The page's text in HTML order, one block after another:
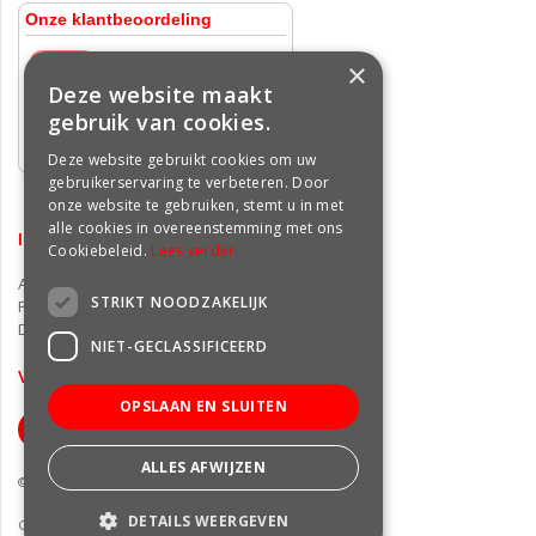
INFORMATIE
Algemene voorwaarden
Privacy statement
Disclaimer
VOLG ONS OP FACEBOOK
© Groencentrum Freek van der Wal
Green Solutions |Tuincentrum Overzicht
×
Deze website maakt
gebruik van cookies.
Deze website gebruikt cookies om uw
gebruikerservaring te verbeteren. Door
onze website te gebruiken, stemt u in met
alle cookies in overeenstemming met ons
Cookiebeleid. Lees verder
STRIKT NOODZAKELIJK
NIET-GECLASSIFICEERD
OPSLAAN EN SLUITEN
ALLES AFWIJZEN
DETAILS WEERGEVEN